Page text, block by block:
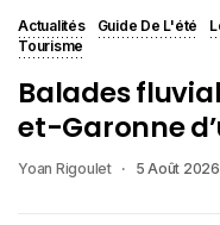
Actualités Guide De L'été
Tourisme
Balades
et-Garonne
Yoan Rigoulet 5 Août 2026